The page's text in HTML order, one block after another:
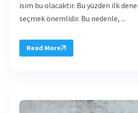
isim bu olacaktır. Bu yüzden ilk
seçmek önemlidir. Bu nedenle, ...
Read More